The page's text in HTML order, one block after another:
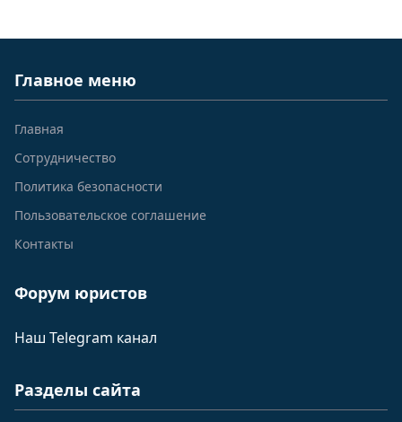
Главное меню
Главная
Сотрудничество
Политика безопасности
Пользовательское соглашение
Контакты
Форум юристов
Наш Telegram канал
Разделы сайта